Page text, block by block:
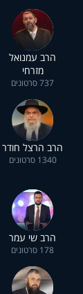
הרב עמנואל
מזרחי
737 סרטונים
הרב הרצל חודר
1340 סרטונים
הרב שי עמר
178 סרטונים